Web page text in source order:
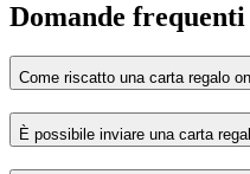
Domande frequenti
Come riscatto una carta regalo
È possibile inviare una carta